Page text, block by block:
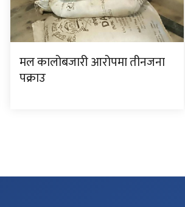
मल कालोबजारी आरोपमा तीनजना
पक्राउ